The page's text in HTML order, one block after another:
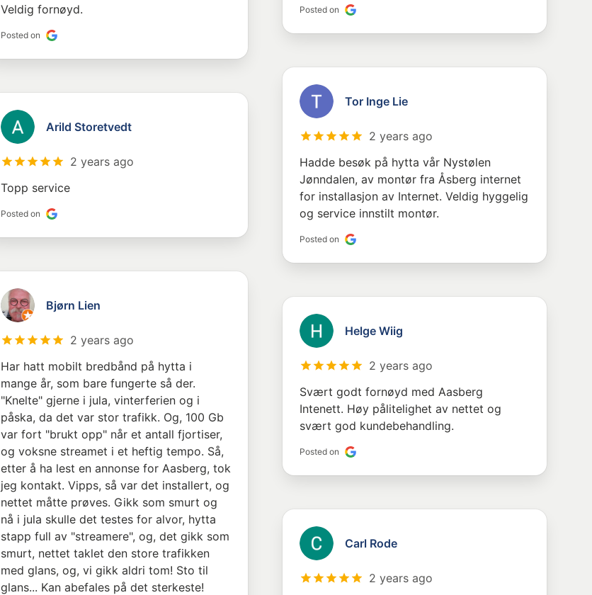
Posted on
Veldig fornøyd.
Posted on
Tor Inge Lie
2 years ago
Hadde besøk på hytta vår Nystølen
Jønndalen, av montør fra Åsberg internet
for installasjon av Internet. Veldig hyggelig
og service innstilt montør.
Posted on
Arild Storetvedt
2 years ago
Topp service
Posted on
Bjørn Lien
2 years ago
Har hatt mobilt bredbånd på hytta i
mange år, som bare fungerte så der.
"Knelte" gjerne i jula, vinterferien og i
påska, da det var stor trafikk. Og, 100 Gb
var fort "brukt opp" når et antall fjortiser,
og voksne streamet i et heftig tempo. Så,
etter å ha lest en annonse for Aasberg, tok
jeg kontakt. Vipps, så var det installert, og
nettet måtte prøves. Gikk som smurt og
nå i jula skulle det testes for alvor, hytta
stapp full av "streamere", og, det gikk som
smurt, nettet taklet den store trafikken
med glans, og, vi gikk aldri tom! Sto til
glans... Kan abefales på det sterkeste!
Helge Wiig
2 years ago
Svært godt fornøyd med Aasberg
Intenett. Høy pålitelighet av nettet og
svært god kundebehandling.
Posted on
Carl Rode
2 years ago